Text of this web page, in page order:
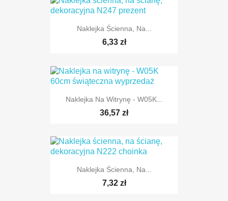
Naklejka Ścienna, Na...
6,33 zł
TYLKO ONLINE
Naklejka Na Witrynę - W05K...
36,57 zł
Naklejka Ścienna, Na...
7,32 zł